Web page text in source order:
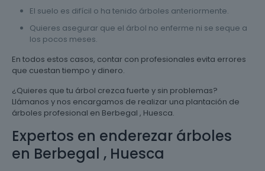
El suelo es difícil o ha tenido árboles anteriormente.
Quieres asegurar que el árbol no enferme ni se seque a
los pocos meses.
En todos estos casos, contar con profesionales evita errores
que cuestan tiempo y dinero.
¿Quieres que tu árbol crezca fuerte y sin problemas?
Llámanos y nos encargamos de realizar una plantación de
árboles profesional en Berbegal , Huesca.
Expertos en enderezar árboles
en Berbegal , Huesca